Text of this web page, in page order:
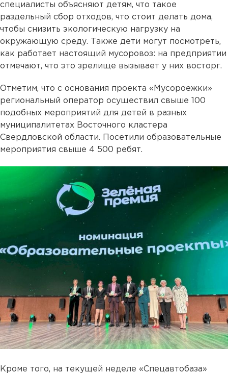
специалисты объясняют детям, что такое
раздельный сбор отходов, что стоит делать дома,
чтобы снизить экологическую нагрузку на
окружающую среду. Также дети могут посмотреть,
как работает настоящий мусоровоз: на предприятии
отмечают, что это зрелище вызывает у них восторг.
Отметим, что с основания проекта «Мусороежки»
региональный оператор осуществил свыше 100
подобных мероприятий для детей в разных
муниципалитетах Восточного кластера
Свердловской области. Посетили образовательные
мероприятия свыше 4 500 ребят.
Кроме того, на текущей неделе «Спецавтобаза»